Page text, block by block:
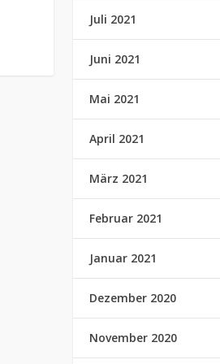
Juli 2021
Juni 2021
Mai 2021
April 2021
März 2021
Februar 2021
Januar 2021
Dezember 2020
November 2020